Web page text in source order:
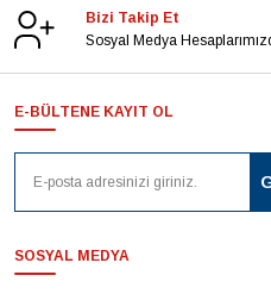
Bizi Takip Et
Sosyal Medya
E-BÜLTENE KAYIT OL
SOSYAL MEDYA